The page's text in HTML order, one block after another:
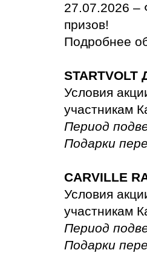
27.07.2026 –
призов!
Подробнее
STARTVOLT
Условия
участникам
Период
Подарки
CARVILLE
Условия
участникам
Период
Подарки